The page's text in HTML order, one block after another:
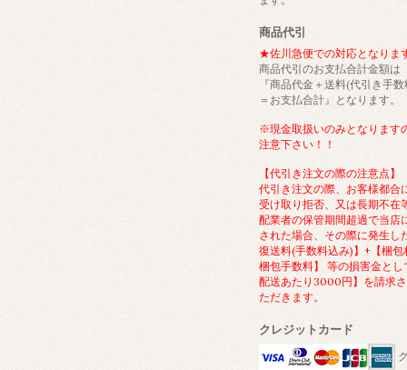
商品代引
★佐川急便での対応となりま
商品代引のお支払合計金額は
『商品代金＋送料(代引き手
＝お支払合計』となります。
※現金取扱いのみとなります
注意下さい！！
【代引き注文の際の注意点】
代引き注文の際、お客様都合
受け取り拒否、又は長期不在
配業者の保管期間超過で当店
された場合、その際に発生し
復送料(手数料込み)】+【梱包
梱包手数料】 等の損害金とし
配送あたり3000円】を請求
ただきます。
クレジットカード